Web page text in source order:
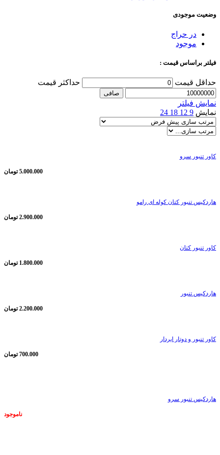
وضعیت موجودی
در حراج
موجود
فیلتر براساس قیمت :
حداقل قیمت حداكثر قيمت
صافی
نمایش فیلتر
نمایش 9
12
18
24
کاور تنبور سرو
5.000.000 تومان
هاردکیس تنبور کتان کوله ای رامو
2.900.000 تومان
کاور تنبور کتان
1.800.000 تومان
هاردکیس تنبور
2.200.000 تومان
کاور تنبور و دوتار ابردار
700.000 تومان
هاردکیس تنبور سرو
ناموجود